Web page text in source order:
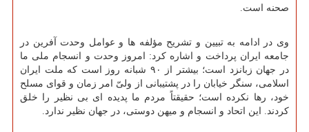
صحنه است.
وی در ادامه به تبیین و تشریح مؤلفه ها و عوامل وحدت آفرین در
جامعه ایران پرداخت و اشاره کرد: امروز وحدت و انسجام ملی ما
در جهان زبانزد است؛ بیشتر از ۹۰ شبانه روز است که ملت ایران
اسلامی، سنگر خیابان را در پشتیبانی از ولیّ امر زمان و قوای مسلح
خود، رها نکرده است؛ حقیقتاً مردم ما پدیده ای بی نظیر را خلق
کردند. این اتحاد و انسجام و میهن دوستی، در جهان نظیر ندارد.